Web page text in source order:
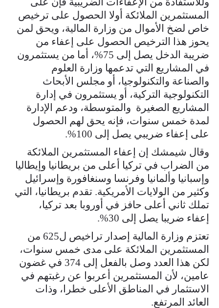
المستثمرين الملائكة أولا الحصول على ترخيص
خاص لضخ الأموال من وزارة المالية، ويحق لمن
يحوز هذا الترخيص الحصول على إعفاء من
ضريبة الدخل يصل إلى 75%، أما من يستثمرون
في المشاريع التي تدعمها وزارة العلوم
والصناعة والتكنولوجيا، أو مجلس الأبحاث
التكنولوجية التركية، أو يستثمرون في إدارة
المشاريع الصغيرة والمتوسطة، ودعم الإدارة
لمدة خمس سنوات، فإنه يحق لهم الحصول
على إعفاء ضريبي يصل إلى 100%.
وقال شيمشك إن إعفاء المستثمرين الملائكة
من الضراب في تركيا أعلى من بريطانيا وإيطاليا
وإسبانيا وألمانيا وفرنسا وسنغافورة وإسرائيل
وكثير من الولايات الأمريكية. تقدم بريطانيا، التي
تملك ثاني أعلى حافز في أوروبا بعد تركيا،
إعفاء ضريبا يصل إلى 30%.
تعتزم وزارة المالية إصدار تراخيص ل625 من
المستثمرين الملائكة على مدى خمس سنوات،
لكن هذا العدد وصل بالفعل إلى 374 في غضون
عامين، لأن المستثمرين أعربوا عن رغبتهم في
الاستثمار في المناطق الأعلى خطرا، وذات
العائد المرتفع.